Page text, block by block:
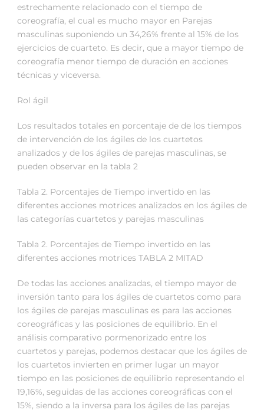
estrechamente relacionado con el tiempo de
coreografía, el cual es mucho mayor en Parejas
masculinas suponiendo un 34,26% frente al 15% de los
ejercicios de cuarteto. Es decir, que a mayor tiempo de
coreografía menor tiempo de duración en acciones
técnicas y viceversa.
Rol ágil
Los resultados totales en porcentaje de de los tiempos
de intervención de los ágiles de los cuartetos
analizados y de los ágiles de parejas masculinas, se
pueden observar en la tabla 2
Tabla 2. Porcentajes de Tiempo invertido en las
diferentes acciones motrices analizados en los ágiles de
las categorías cuartetos y parejas masculinas
Tabla 2. Porcentajes de Tiempo invertido en las
diferentes acciones motrices TABLA 2 MITAD
De todas las acciones analizadas, el tiempo mayor de
inversión tanto para los ágiles de cuartetos como para
los ágiles de parejas masculinas es para las acciones
coreográficas y las posiciones de equilibrio. En el
análisis comparativo pormenorizado entre los
cuartetos y parejas, podemos destacar que los ágiles de
los cuartetos invierten en primer lugar un mayor
tiempo en las posiciones de equilibrio representando el
19,16%, seguidas de las acciones coreográficas con el
15%, siendo a la inversa para los ágiles de las parejas